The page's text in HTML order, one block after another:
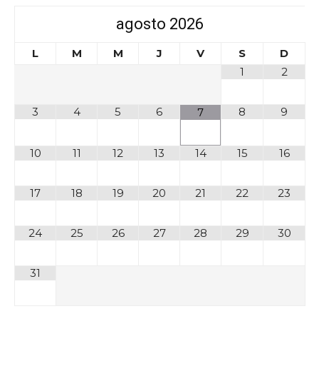
agosto 2026
L M M J V S
D
1
2
3 4 5 6 7 8 9
10 11 12 13 14 15 16
17 18 19 20 21 22 23
24 25 26 27 28 29 30
31